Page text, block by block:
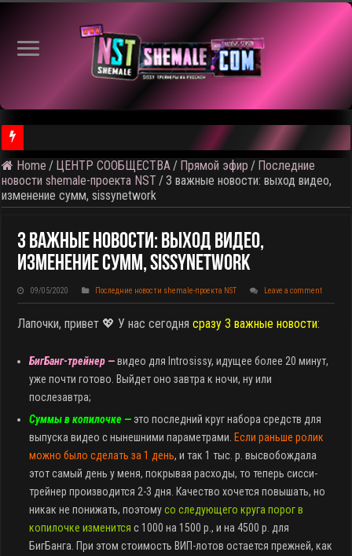
Home / ЦЕНТР СООБЩЕСТВА / Прямой эфир / Последние
новости shemale-проекта NST /3 важные новости: выход видео,
изменение сумм, sissynetwork
3 Важные Новости: Выход Видео,
Изменение Сумм, Sissynetwork
09/05/2020 Последние новости shemale-проекта NST Leave a comment
Лапочки, привет 💖 У нас сегодня сразу 3 важные новости:
БигБанг-трейнер — видео для Introsissy, идущее более 20 минут,
уже почти готово. Выйдет оно завтра к ночи, ну или
послезавтра;
Суммы в копилочке — это последний круг набора средств для
выпуска видео с нынешними параметрами. Если раньше ролик
можно было сделать за 1 день, и так 1 тыс. р. высвобождала
этот самый день у меня, покрывая расходы, то теперь сисси-
трейнер производится 2-3 дня. Качество хочется повышать, но
никак не понижать, поэтомусо следующего круга порог в
копилочке изменится с 1000 на 1500 р., и на 4500 р. для
БигБанга. При этом стоимость ВИП-лотов остается прежней, как